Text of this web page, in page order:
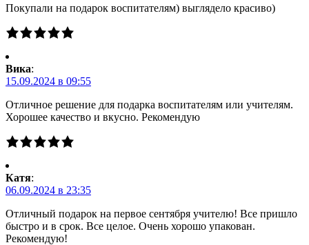
Покупали на подарок воспитателям) выглядело красиво)
Вика:
15.09.2024 в 09:55
Отличное решение для подарка воспитателям или учителям.
Хорошее качество и вкусно. Рекомендую
Катя:
06.09.2024 в 23:35
Отличный подарок на первое сентября учителю! Все пришло
быстро и в срок. Все целое. Очень хорошо упакован.
Рекомендую!